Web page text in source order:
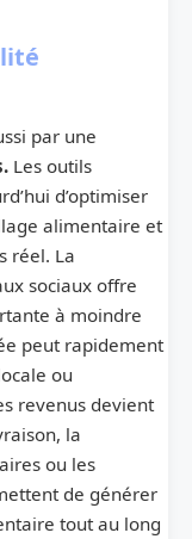
par une
Les outils
d’optimiser
alimentaire et
réel. La
sociaux offre
à moindre
peut rapidement
ou
revenus devient
la
ou les
de générer
tout au long